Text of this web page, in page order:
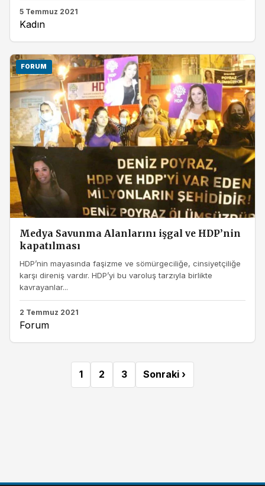
5 Temmuz 2021
Kadın
FORUM
Medya Savunma Alanlarını işgal ve HDP’nin
kapatılması
HDP’nin mayasında faşizme ve sömürgeciliğe, cinsiyetçiliğe
karşı direniş vardır. HDP’yi bu varoluş tarzıyla birlikte
kavrayanlar...
2 Temmuz 2021
Forum
1 2 3 Sonraki ›